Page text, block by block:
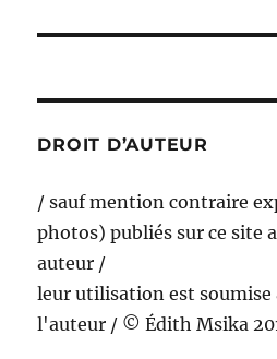
DROIT D’AUTEUR
/ sauf mention contraire
photos) publiés sur ce site
auteur /
leur utilisation est soumise
l'auteur / © Édith Msika